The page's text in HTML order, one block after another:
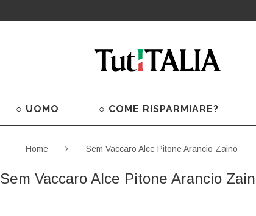
○ UOMO ○ COME RISPARMIARE?
Home Sem Vaccaro Alce Pitone Arancio Zaino
Sem Vaccaro Alce Pitone Arancio